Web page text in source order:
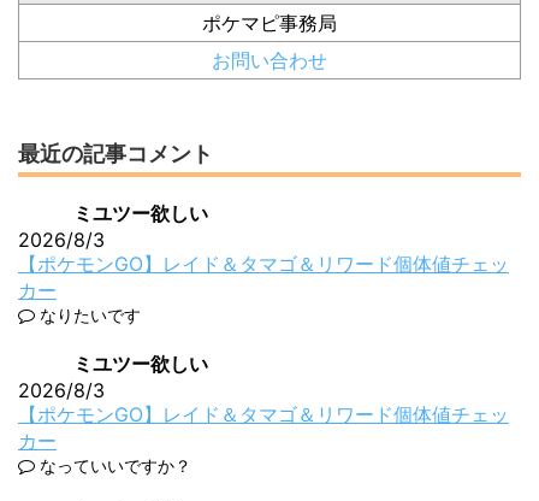
ポケマピ事務局
お問い合わせ
最近の記事コメント
ミユツー欲しい
2026/8/3
【ポケモンGO】レイド＆タマゴ＆リワード個体値チェッ
カー
なりたいです
ミユツー欲しい
2026/8/3
【ポケモンGO】レイド＆タマゴ＆リワード個体値チェッ
カー
なっていいですか？